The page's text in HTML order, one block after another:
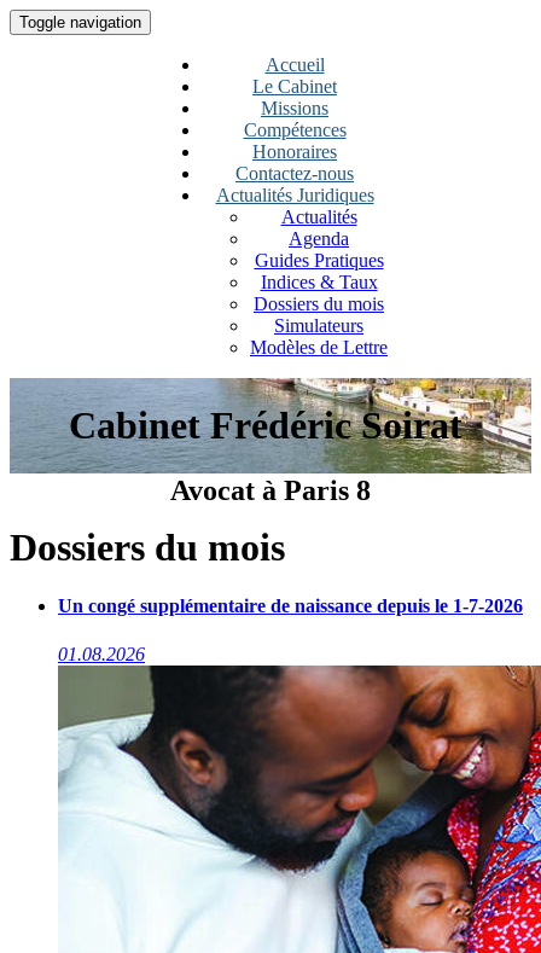
Toggle navigation
Accueil
Le Cabinet
Missions
Compétences
Honoraires
Contactez-nous
Actualités Juridiques
Actualités
Agenda
Guides Pratiques
Indices & Taux
Dossiers du mois
Simulateurs
Modèles de Lettre
Cabinet Frédéric Soirat
Avocat à Paris 8
Dossiers du mois
Un congé supplémentaire de naissance depuis le 1-7-2026
01.08.2026